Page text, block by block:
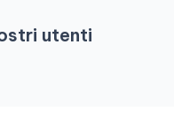
utenti